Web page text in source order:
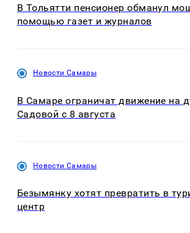
В Тольятти пенсионер обманул
помощью газет и журналов
Новости Самары
В Самаре ограничат движение на
Садовой с 8 августа
Новости Самары
Безымянку хотят превратить в
центр